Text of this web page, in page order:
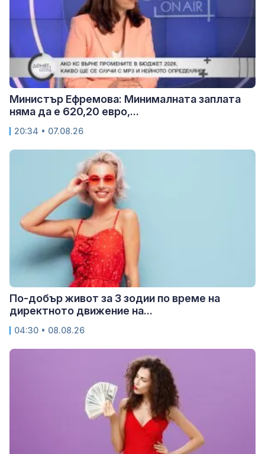
Министър Ефремова: Минималната заплата
няма да е 620,20 евро,...
20:34 • 07.08.26
По-добър живот за 3 зодии по време на
директното движение на...
04:30 • 08.08.26